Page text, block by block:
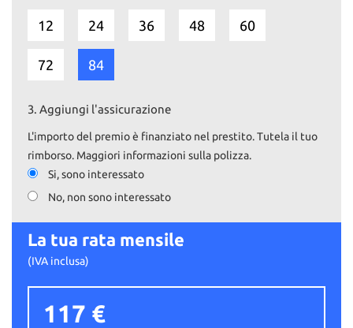
12 24 36 48 60
72 84
3. Aggiungi l'assicurazione
L'importo del premio è finanziato nel prestito. Tutela il tuo
rimborso. Maggiori informazioni sulla polizza.
Si, sono interessato
No, non sono interessato
La tua rata mensile
(IVA inclusa)
117 €